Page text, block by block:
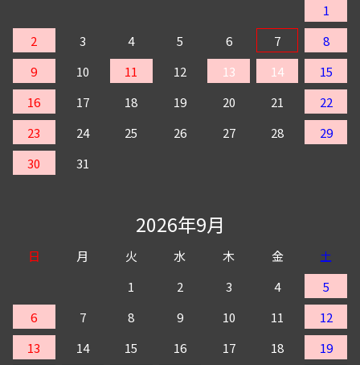
1
2
3 4 5 6 7
8
9
10 11 12 13 14
15
16
17 18 19 20 21
22
23
24 25 26 27 28
29
30
31
2026年9月
日 月 火 水 木 金
土
1
2 3 4
5
6
7 8 9 10 11
12
13
14 15 16 17 18
19